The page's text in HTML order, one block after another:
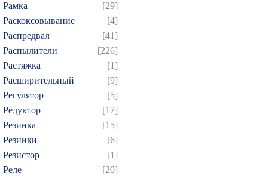
Рамка
[29]
Раскоксовывание
[4]
Распредвал
[41]
Распылители
[226]
Растяжка
[1]
Расширительный
[9]
Регулятор
[5]
Редуктор
[17]
Резинка
[15]
Резинки
[6]
Резистор
[1]
Реле
[20]